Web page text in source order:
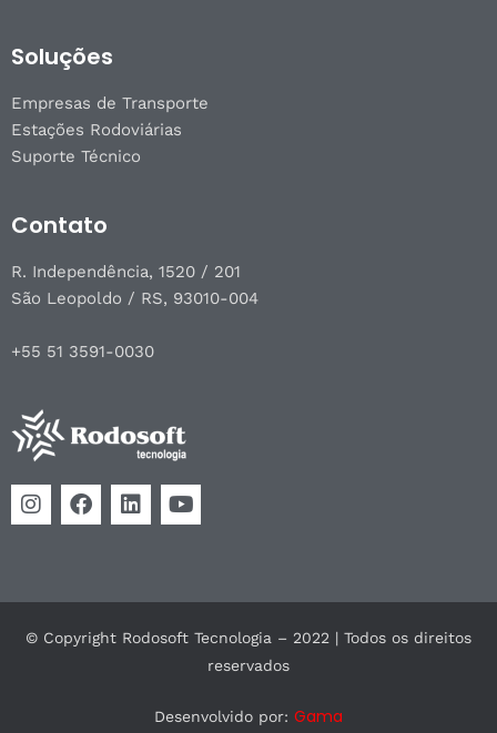
Soluções
Empresas de Transporte
Estações Rodoviárias
Suporte Técnico
Contato
R. Independência, 1520 / 201
São Leopoldo / RS, 93010-004
+55 51 3591-0030
© Copyright Rodosoft Tecnologia – 2022 | Todos os direitos
reservados
Desenvolvido por: Gama